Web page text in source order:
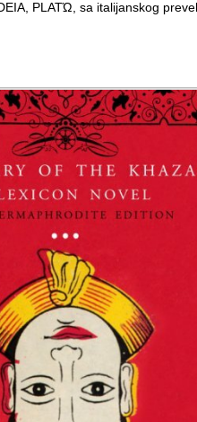
PLATΏ, sa italijanskog